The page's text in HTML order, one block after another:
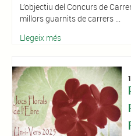
L’objectiu del Concurs de
millors guarnits de carrers ...
Llegeix més